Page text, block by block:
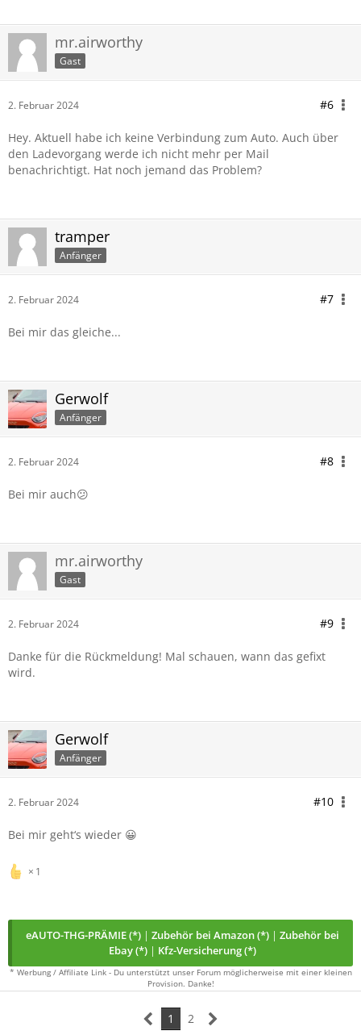
mr.airworthy
Gast
2. Februar 2024 #6
Hey. Aktuell habe ich keine Verbindung zum Auto. Auch über
den Ladevorgang werde ich nicht mehr per Mail
benachrichtigt. Hat noch jemand das Problem?
tramper
Anfänger
2. Februar 2024 #7
Bei mir das gleiche...
Gerwolf
Anfänger
2. Februar 2024 #8
Bei mir auch😕
mr.airworthy
Gast
2. Februar 2024 #9
Danke für die Rückmeldung! Mal schauen, wann das gefixt
wird.
Gerwolf
Anfänger
2. Februar 2024 #10
Bei mir geht‘s wieder 😀
1
eAUTO-THG-PRÄMIE (*) | Zubehör bei Amazon (*) | Zubehör bei
Ebay (*) | Kfz-Versicherung (*)
* Werbung / Affiliate Link - Du unterstützt unser Forum möglicherweise mit einer kleinen
Provision. Danke!
1 2